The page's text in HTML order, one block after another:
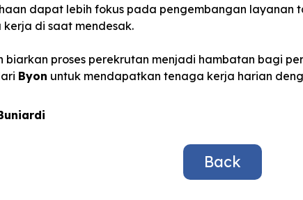
dapat lebih fokus pada pengembangan layanan
di saat mendesak.
biarkan proses perekrutan menjadi hambatan bagi
Byon untuk mendapatkan tenaga kerja harian
Back